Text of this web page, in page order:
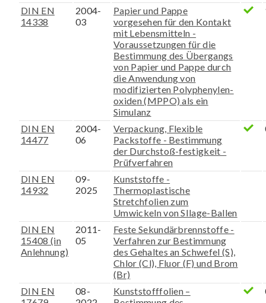
DIN EN
14338
2004-
03
Papier und Pappe
vorgesehen für den Kontakt
mit Lebensmitteln -
Voraussetzungen für die
Bestimmung des Übergangs
von Papier und Pappe durch
die Anwendung von
modifizierten Polyphenylen-
oxiden (MPPO) als ein
Simulanz
DIN EN
14477
2004-
06
Verpackung, Flexible
Packstoffe - Bestimmung
der Durchstoß-festigkeit -
Prüfverfahren
DIN EN
14932
09-
2025
Kunststoffe -
Thermoplastische
Stretchfolien zum
Umwickeln von SIlage-Ballen
DIN EN
15408 (in
Anlehnung)
2011-
05
Feste Sekundärbrennstoffe -
Verfahren zur Bestimmung
des Gehaltes an Schwefel (S),
Chlor (Cl), Fluor (F) und Brom
(Br)
DIN EN
08-
Kunststofffolien –